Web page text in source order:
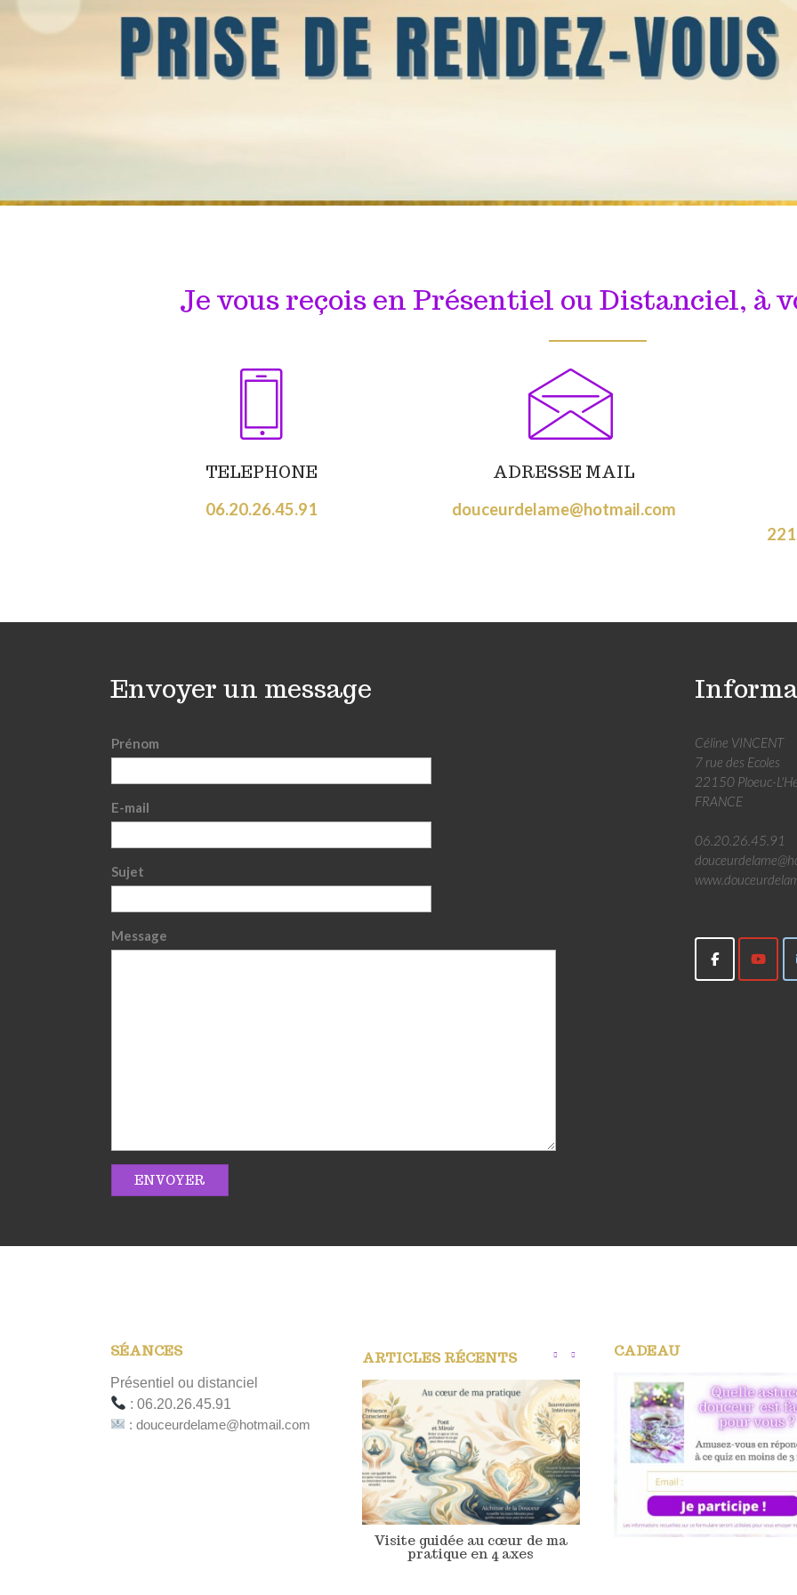
Je vous reçois en Présentiel ou Distanciel, à
TELEPHONE
06.20.26.45.91
ADRESSE MAIL
douceurdelame@hotmail.com
Envoyer un message
Prénom
E-mail
Sujet
Message
ENVOYER
Céline VINCENT
7 rue des Ecoles
22150 Ploeuc-
FRANCE
06.20.26.45.91
SÉANCES
Présentiel ou distanciel
: 06.20.26.45.91
: douceurdelame@hotmail.com
ARTICLES RÉCENTS
Visite guidée au cœur de ma
pratique en 4 axes
Etincelle de pur amour
CADEAU